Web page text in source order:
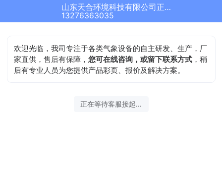
山东天合环境科技有限公司正在为您服务
13276363035
欢迎光临，我司专注于各类气象设备的自主研发、生产，厂
家直供，售后有保障，您可在线咨询，或留下联系方式 ，稍
后有专业人员为您提供产品彩页、报价及解决方案。
正在等待客服接起...